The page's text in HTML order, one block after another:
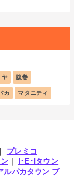
ヤ 腹巻
カ マタニティ
プレミコ
｜ I･E･Iタウン
ルパカタウン ブ